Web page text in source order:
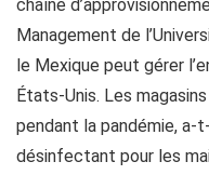
chaîne
Management de
le Mexique peut gérer
États-Unis. Les
pendant la pandémie, a-
désinfectant pour les